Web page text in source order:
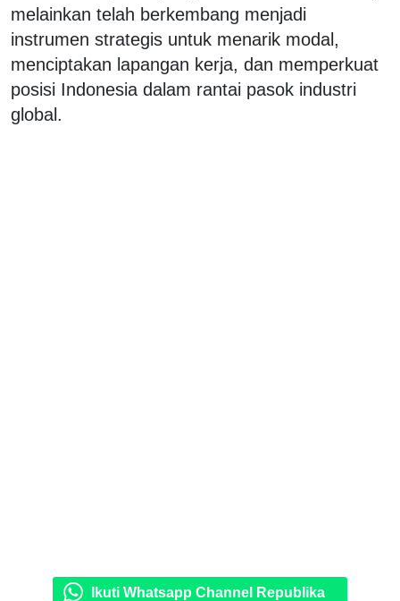
melainkan telah berkembang menjadi
instrumen strategis untuk menarik modal,
menciptakan lapangan kerja, dan memperkuat
posisi Indonesia dalam rantai pasok industri
global.
Ikuti Whatsapp Channel Republika